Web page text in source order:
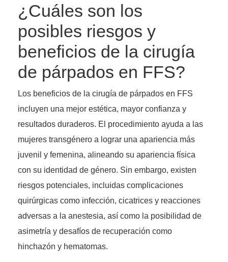
¿Cuáles son los
posibles riesgos y
beneficios de la cirugía
de párpados en FFS?
Los beneficios de la cirugía de párpados en FFS
incluyen una mejor estética, mayor confianza y
resultados duraderos. El procedimiento ayuda a las
mujeres transgénero a lograr una apariencia más
juvenil y femenina, alineando su apariencia física
con su identidad de género. Sin embargo, existen
riesgos potenciales, incluidas complicaciones
quirúrgicas como infección, cicatrices y reacciones
adversas a la anestesia, así como la posibilidad de
asimetría y desafíos de recuperación como
hinchazón y hematomas.